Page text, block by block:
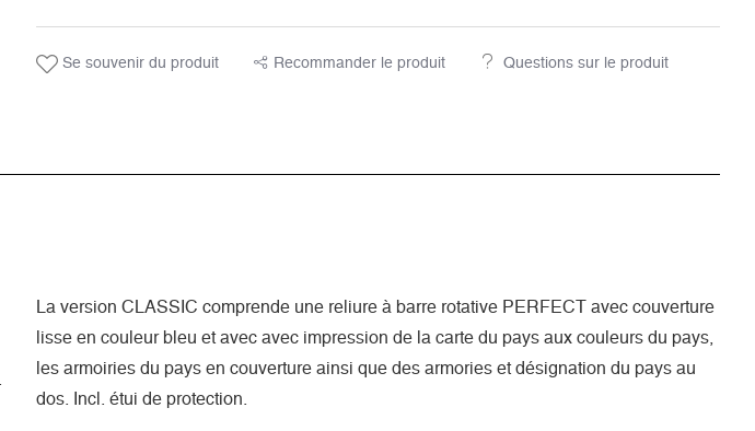
Se souvenir du produit Recommander le produit Questions sur le produit
La version CLASSIC comprende une reliure à barre rotative PERFECT avec couverture
lisse en couleur bleu et avec avec impression de la carte du pays aux couleurs du pays,
les armoiries du pays en couverture ainsi que des armories et désignation du pays au
dos. Incl. étui de protection.